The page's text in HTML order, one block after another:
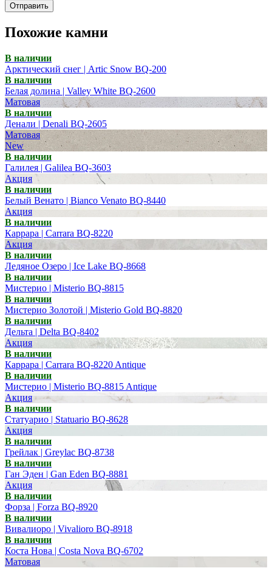
Отправить
Похожие камни
В наличии
Арктический снег | Artic Snow BQ-200
В наличии
Белая долина | Valley White BQ-2600
Матовая
В наличии
Денали | Denali BQ-2605
Матовая
New
В наличии
Галилея | Galilea BQ-3603
Акция
В наличии
Белый Венато | Bianco Venato BQ-8440
Акция
В наличии
Каррара | Carrara BQ-8220
Акция
В наличии
Ледяное Озеро | Ice Lake BQ-8668
В наличии
Мистерио | Misterio BQ-8815
В наличии
Мистерио Золотой | Misterio Gold BQ-8820
В наличии
Дельта | Delta BQ-8402
Акция
В наличии
Каррара | Carrara BQ-8220 Antique
В наличии
Мистерио | Misterio BQ-8815 Antique
Акция
В наличии
Статуарио | Statuario BQ-8628
Акция
В наличии
Грейлак | Greylac BQ-8738
В наличии
Ган Эден | Gan Eden BQ-8881
Акция
В наличии
Форза | Forza BQ-8920
В наличии
Вивалиоро | Vivalioro BQ-8918
В наличии
Коста Нова | Costa Nova BQ-6702
Матовая